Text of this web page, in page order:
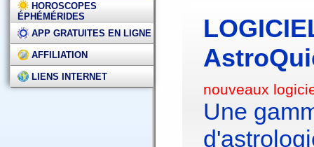
HOROSCOPES
ÉPHÉMÉRIDES
APP GRATUITES EN LIGNE
AFFILIATION
LIENS INTERNET
nouveaux
Une